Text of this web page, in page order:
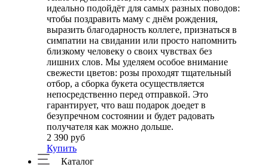
идеально подойдёт для самых разных поводов:
чтобы поздравить маму с днём рождения,
выразить благодарность коллеге, признаться в
симпатии на свидании или просто напомнить
близкому человеку о своих чувствах без
лишних слов. Мы уделяем особое внимание
свежести цветов: розы проходят тщательный
отбор, а сборка букета осуществляется
непосредственно перед отправкой. Это
гарантирует, что ваш подарок доедет в
безупречном состоянии и будет радовать
получателя как можно дольше.
2 390 руб
Купить
Каталог